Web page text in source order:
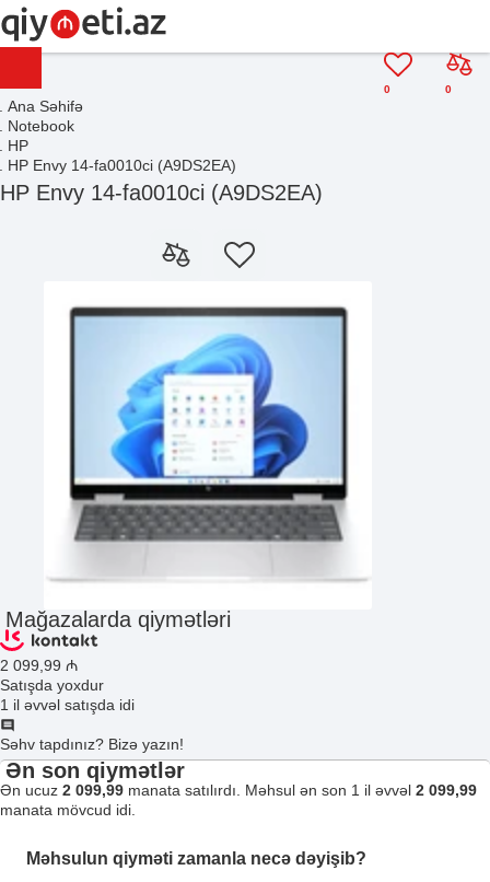
0
0
Ana Səhifə
Notebook
HP
HP Envy 14-fa0010ci (A9DS2EA)
HP Envy 14-fa0010ci (A9DS2EA)
Mağazalarda qiymətləri
2 099 ,99 ₼
Satışda yoxdur
1 il əvvəl satışda idi
Səhv tapdınız? Bizə yazın!
Ən son qiymətlər
Ən ucuz 2 099,99 manata satılırdı. Məhsul ən son 1 il əvvəl 2 099,99
manata mövcud idi.
Məhsulun qiyməti zamanla necə dəyişib?